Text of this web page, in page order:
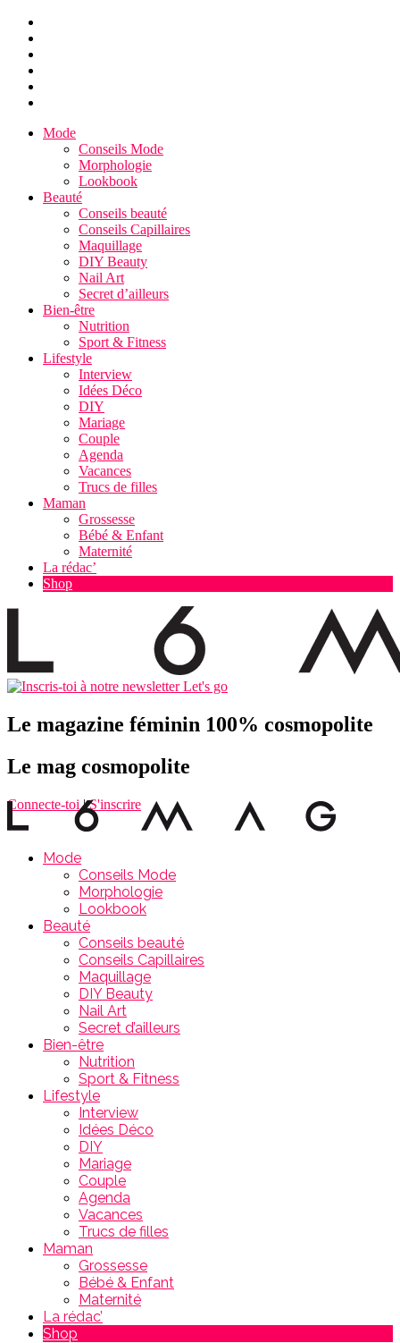
Mode
Conseils Mode
Morphologie
Lookbook
Beauté
Conseils beauté
Conseils Capillaires
Maquillage
DIY Beauty
Nail Art
Secret d’ailleurs
Bien-être
Nutrition
Sport & Fitness
Lifestyle
Interview
Idées Déco
DIY
Mariage
Couple
Agenda
Vacances
Trucs de filles
Maman
Grossesse
Bébé & Enfant
Maternité
La rédac’
Shop
Let's go
Le magazine féminin 100% cosmopolite
Le mag cosmopolite
Connecte-toi|S'inscrire
Mode
Conseils Mode
Morphologie
Lookbook
Beauté
Conseils beauté
Conseils Capillaires
Maquillage
DIY Beauty
Nail Art
Secret d’ailleurs
Bien-être
Nutrition
Sport & Fitness
Lifestyle
Interview
Idées Déco
DIY
Mariage
Couple
Agenda
Vacances
Trucs de filles
Maman
Grossesse
Bébé & Enfant
Maternité
La rédac’
Shop